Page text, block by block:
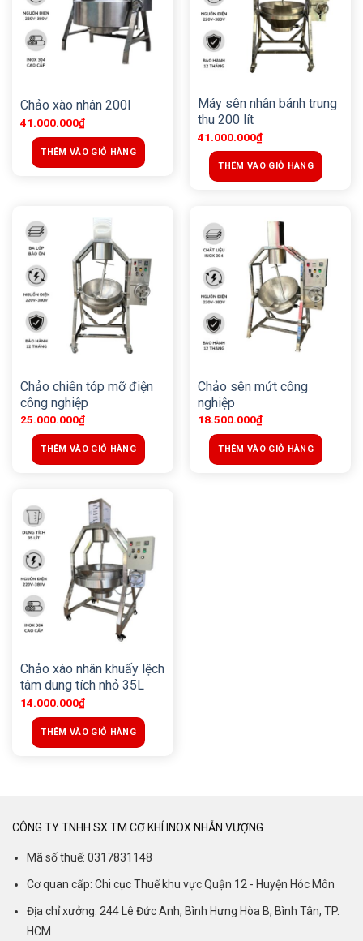
Chảo xào nhân 200l
41.000.000₫
THÊM VÀO GIỎ HÀNG
Máy sên nhân bánh trung
thu 200 lít
41.000.000₫
THÊM VÀO GIỎ HÀNG
Chảo chiên tóp mỡ điện
công nghiệp
25.000.000₫
THÊM VÀO GIỎ HÀNG
Chảo sên mứt công
nghiệp
18.500.000₫
THÊM VÀO GIỎ HÀNG
Chảo xào nhân khuấy lệch
tâm dung tích nhỏ 35L
14.000.000₫
THÊM VÀO GIỎ HÀNG
CÔNG TY TNHH SX TM CƠ KHÍ INOX NHẪN VƯỢNG
Mã số thuế: 0317831148
Cơ quan cấp: Chi cục Thuế khu vực Quận 12 - Huyện Hóc Môn
Địa chỉ xưởng: 244 Lê Đức Anh, Bình Hưng Hòa B, Bình Tân, TP.
HCM